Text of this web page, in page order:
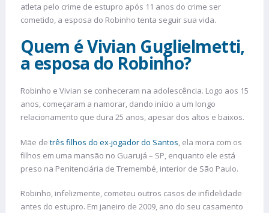
atleta pelo crime de estupro após 11 anos do crime ser
cometido, a esposa do Robinho tenta seguir sua vida.
Quem é Vivian Guglielmetti,
a esposa do Robinho?
Robinho e Vivian se conheceram na adolescência. Logo aos 15
anos, começaram a namorar, dando início a um longo
relacionamento que dura 25 anos, apesar dos altos e baixos.
Mãe de três filhos do ex-jogador do Santos, ela mora com os
filhos em uma mansão no Guarujá – SP, enquanto ele está
preso na Penitenciária de Tremembé, interior de São Paulo.
Robinho, infelizmente, cometeu outros casos de infidelidade
antes do estupro. Em janeiro de 2009, ano do seu casamento